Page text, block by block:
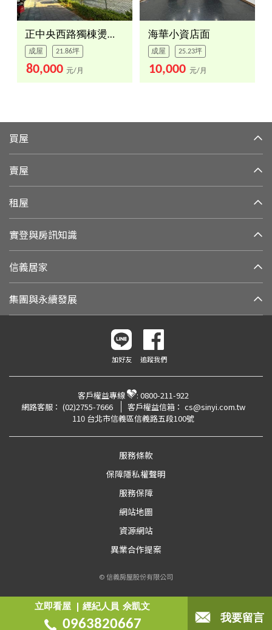
立即看屋 經紀人員 佘凱文
0963820667 我要留言
正中央西路獨棟燙金店面１
成屋 21.86坪
80,000 元/月
海華小資店面
成屋 25.23坪
10,000 元/月
買屋
賣屋
租屋
實登與房訊知識
信義居家
集團與永續發展
加好友 追蹤我們
客戶權益專線 : 0800-211-922
網路客服： (02)2755-7666 客戶權益信箱： cs@sinyi.com.tw
110 台北市信義區信義路五段100號
服務條款
保障隱私權聲明
服務保障
網站地圖
資源網站
異業合作提案
© 信義房屋股份有限公司